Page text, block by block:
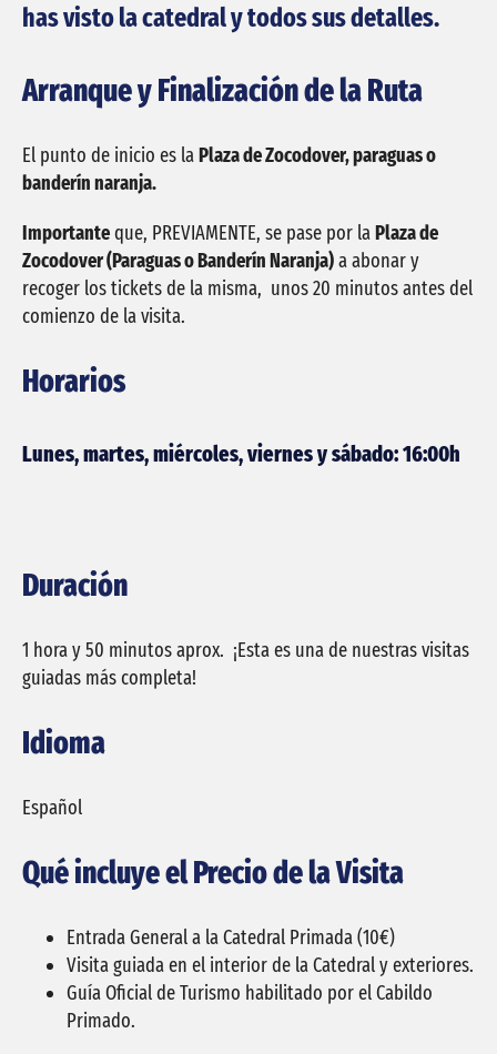
has visto la catedral y todos sus detalles.
Arranque y Finalización de la Ruta
El punto de inicio es laPlaza de Zocodover, paraguas o
banderín naranja.
Importanteque, PREVIAMENTE, se pase por laPlaza de
Zocodover (Paraguas o Banderín Naranja)a abonar y
recoger los tickets de la misma, unos 20 minutos antes del
comienzo de la visita.
Horarios
Lunes, martes, miércoles, viernes y sábado: 16:00h
Duración
1 hora y 50 minutos aprox. ¡Esta es una de nuestras visitas
guiadas más completa!
Idioma
Español
Qué incluye el Precio de la Visita
Entrada General a la Catedral Primada (10€)
Visita guiada en el interior de la Catedral y exteriores.
Guía Oficial de Turismo habilitado por el Cabildo
Primado.